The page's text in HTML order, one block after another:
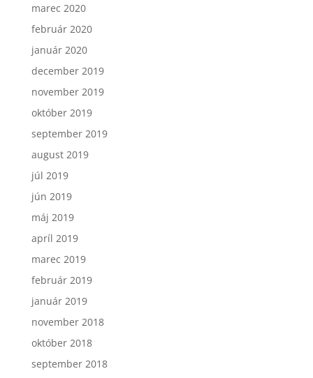
marec 2020
február 2020
január 2020
december 2019
november 2019
október 2019
september 2019
august 2019
júl 2019
jún 2019
máj 2019
apríl 2019
marec 2019
február 2019
január 2019
november 2018
október 2018
september 2018